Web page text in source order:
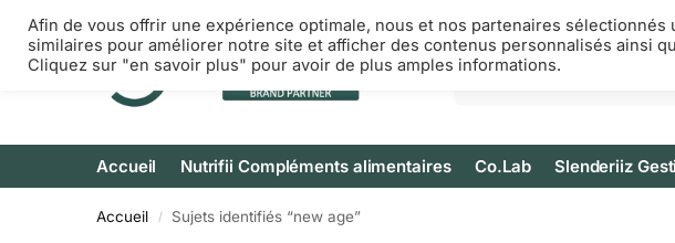
Accueil Nutrifii Compléments alimentaires Co.Lab Slenderiiz
Accueil / Sujets identifiés “new age”
Afin de vous offrir une expérience optimale, nous et nos partenaires
similaires pour améliorer notre site et afficher des contenus personnalisés ainsi
Cliquez sur "en savoir plus" pour avoir de plus amples informations.